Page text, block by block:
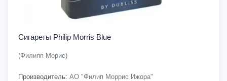
Сигареты Philip Morris Blue
(Филипп Морис)
Производитель: АО "Филип Моррис Ижора"